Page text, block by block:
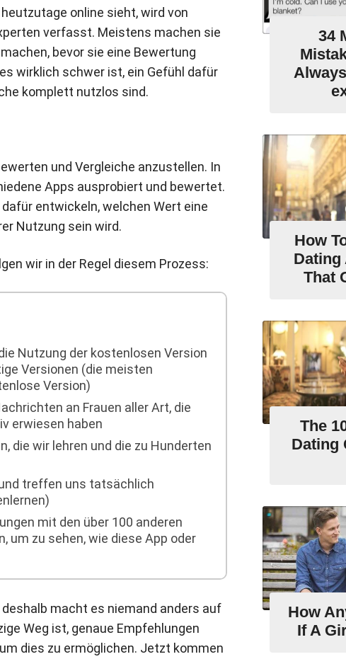
online sieht, wird von
verfasst. Meistens machen sie
bevor sie eine Bewertung
wirklich schwer ist, ein Gefühl dafür
komplett nutzlos sind.
und Vergleiche anzustellen. In
Apps ausprobiert und bewertet.
entwickeln, welchen Wert eine
Nutzung sein wird.
wir in der Regel diesem Prozess:
Nutzung der kostenlosen Version
Versionen (die meisten
Version)
an Frauen aller Art, die
erwiesen haben
die wir lehren und die zu Hunderten
treffen uns tatsächlich
mit den über 100 anderen
um zu sehen, wie diese App oder
macht es niemand anders auf
Weg ist, genaue Empfehlungen
dies zu ermöglichen. Jetzt kommen
34
How
Dating
That
The
Dating
How
If A